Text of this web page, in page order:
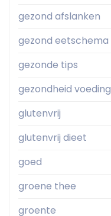
gezond afslanken
gezond eetschema
gezonde tips
gezondheid voeding
glutenvrij
glutenvrij dieet
goed
groene thee
groente